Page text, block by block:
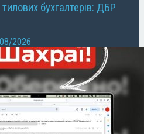
бухгалтерів: ДБР
2026